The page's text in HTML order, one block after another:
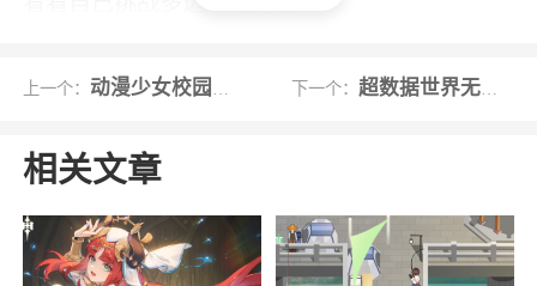
小编评价
游戏以卡通为画面风格，玩法刺激，在游戏中玩
趣，同时在游戏里玩家还会体验到多种经典的休
闲元素，快来游戏里享受最极致的游戏乐趣吧
上一个： 动漫少女校园全解锁版 下一个： 超数据世界无限木头版
相关文章